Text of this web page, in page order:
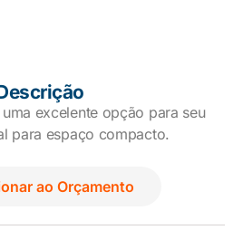
excelente opção para seu
para espaço compacto.
ao Orçamento